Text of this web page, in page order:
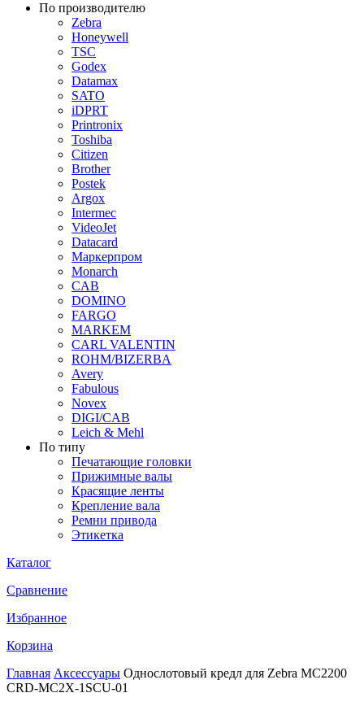
По производителю
Zebra
Honeywell
TSC
Godex
Datamax
SATO
iDPRT
Printronix
Toshiba
Citizen
Brother
Postek
Argox
Intermec
VideoJet
Datacard
Маркерпром
Monarch
CAB
DOMINO
FARGO
MARKEM
CARL VALENTIN
ROHM/BIZERBA
Avery
Fabulous
Novex
DIGI/CAB
Leich & Mehl
По типу
Печатающие головки
Прижимные валы
Красящие ленты
Крепление вала
Ремни привода
Этикетка
Каталог
Сравнение
Избранное
Корзина
Главная Аксессуары Однослотовый кредл для Zebra MC2200
CRD-MC2X-1SCU-01